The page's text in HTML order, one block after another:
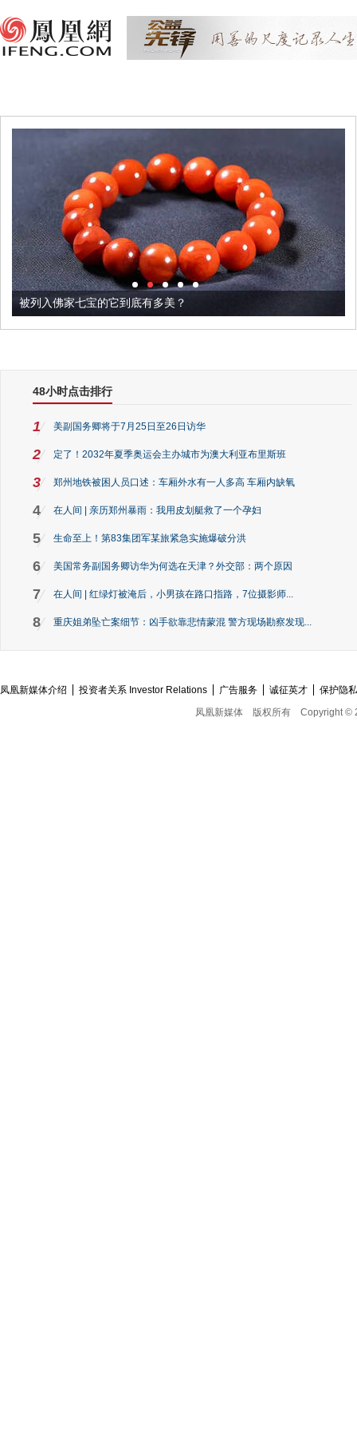
被列入佛家七宝的它到底有多美？
48小时点击排行
1 美副国务卿将于7月25日至26日访华
2 定了！2032年夏季奥运会主办城市为澳大利亚布里斯班
3 郑州地铁被困人员口述：车厢外水有一人多高 车厢内缺氧
4 在人间 | 亲历郑州暴雨：我用皮划艇救了一个孕妇
5 生命至上！第83集团军某旅紧急实施爆破分洪
6 美国常务副国务卿访华为何选在天津？外交部：两个原因
7 在人间 | 红绿灯被淹后，小男孩在路口指路，7位摄影师...
8 重庆姐弟坠亡案细节：凶手欲靠悲情蒙混 警方现场勘察发现...
凤凰新媒体介绍 投资者关系 Investor Relations 广告服务 诚征英才
保护隐
凤凰新媒体
版权所有 Copyright ©